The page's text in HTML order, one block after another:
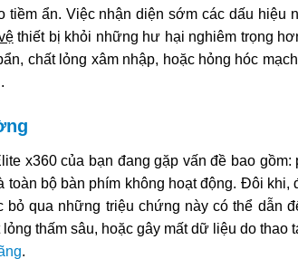
ẩn. Việc nhận diện sớm các dấu hiệu
thiết bị khỏi những hư hại nghiêm trọng
chất lỏng xâm nhập, hoặc hỏng hóc
x360 của bạn đang gặp vấn đề bao gồm:
bộ bàn phím không hoạt động. Đôi khi,
qua những triệu chứng này có thể dẫn
thấm sâu, hoặc gây mất dữ liệu do thao
.